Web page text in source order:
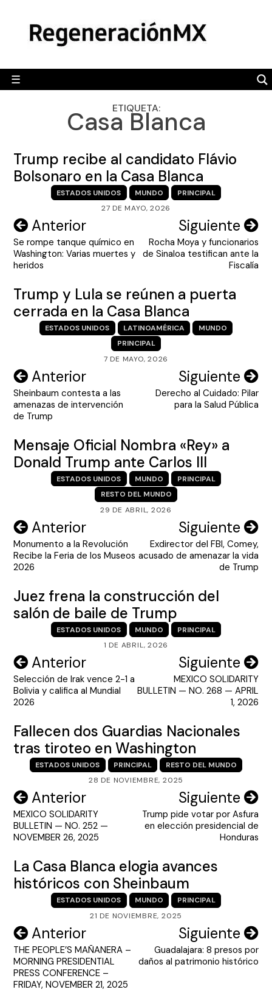
content
☰
POLÍTICA
CAMALEÓN
OPINIÓN
ENGLISH SECTION
VIDEOS
ETIQUETA:
Casa Blanca
Trump recibe al candidato Flávio
Bolsonaro en la Casa Blanca
ESTADOS UNIDOS MUNDO
PRINCIPAL
27 DE MAYO, 2026
Navegación
de
entradas
Anterior
Se rompe tanque químico en
Washington: Varias muertes y
heridos
Siguiente
Rocha Moya y funcionarios
de Sinaloa testifican ante la
Fiscalía
Trump y Lula se reúnen a puerta
cerrada en la Casa Blanca
ESTADOS UNIDOS LATINOAMÉRICA
MUNDO
PRINCIPAL
7 DE MAYO, 2026
Navegación
de
entradas
Anterior
Sheinbaum contesta a las
amenazas de intervención
de Trump
Siguiente
Derecho al Cuidado: Pilar
para la Salud Pública
Mensaje Oficial Nombra «Rey» a
Donald Trump ante Carlos III
ESTADOS UNIDOS MUNDO
PRINCIPAL
RESTO DEL MUNDO
29 DE ABRIL, 2026
Navegación
de
entradas
Anterior
Monumento a la Revolución
Recibe la Feria de los Museos
2026
Siguiente
Exdirector del FBI, Comey,
acusado de amenazar la vida
de Trump
Juez frena la construcción del
salón de baile de Trump
ESTADOS UNIDOS MUNDO
PRINCIPAL
1 DE ABRIL, 2026
Navegación
de
entradas
Anterior
Selección de Irak vence 2-1 a
Bolivia y califica al Mundial
2026
Siguiente
MEXICO SOLIDARITY
BULLETIN — NO. 268 — APRIL
1, 2026
Fallecen dos Guardias Nacionales
tras tiroteo en Washington
ESTADOS UNIDOS PRINCIPAL
RESTO DEL MUNDO
28 DE NOVIEMBRE, 2025
Navegación
de
entradas
Anterior
MEXICO SOLIDARITY
BULLETIN — NO. 252 —
NOVEMBER 26, 2025
Siguiente
Trump pide votar por Asfura
en elección presidencial de
Honduras
La Casa Blanca elogia avances
históricos con Sheinbaum
ESTADOS UNIDOS MUNDO
PRINCIPAL
21 DE NOVIEMBRE, 2025
Navegación
de
entradas
Anterior
THE PEOPLE’S MAÑANERA –
MORNING PRESIDENTIAL
PRESS CONFERENCE –
FRIDAY, NOVEMBER 21, 2025
Siguiente
Guadalajara: 8 presos por
daños al patrimonio histórico